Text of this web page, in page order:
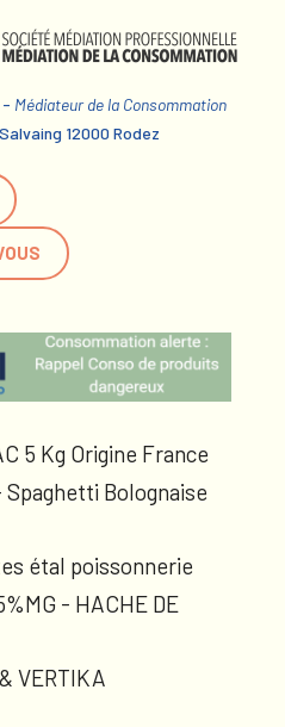
- Médiateur de la Consommation
12000 Rodez
5 Kg Origine France
Bolognaise
étal poissonnerie
- HACHE DE
VERTIKA